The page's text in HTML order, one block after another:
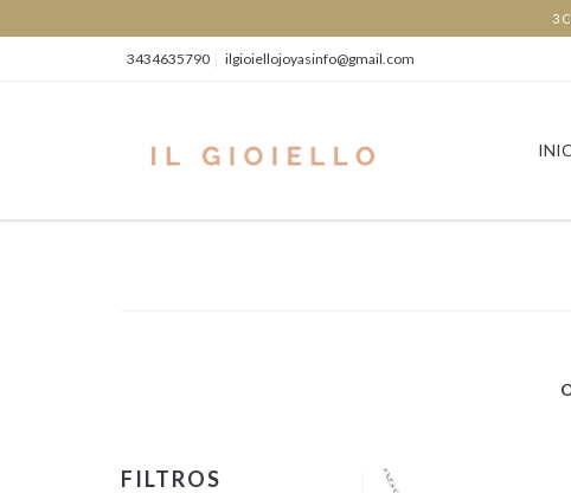
3
3434635790 ilgioiellojoyasinfo@gmail.com
FILTROS